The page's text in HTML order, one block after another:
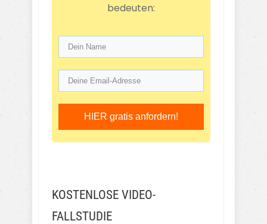
bedeuten:
HIER gratis anfordern!
KOSTENLOSE VIDEO-
FALLSTUDIE